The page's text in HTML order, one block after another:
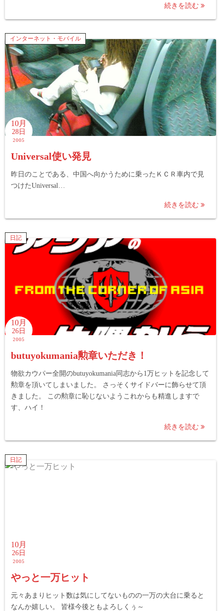
続きを読む
インターネット・モバイル
10月
28日
2005
Universal使い発見
昨日のことである、中国へ向かうために乗ったＫＣＲ車内で見
つけたUniversal…
続きを読む
日記
10月
26日
2005
butuyokumania勲章いただき！
物欲カウパー全開のbutuyokumania同志から1万ヒットを記念して
勲章を頂いてしまいました。 さっそくサイドバーに飾らせて頂
きました。 この勲章に恥じないようこれからも精進しますで
す、ハイ！
続きを読む
日記
10月
26日
2005
やっと一万ヒット
元々あまりヒット数は気にしてないものの一万の大台に乗ると
なんか嬉しい。 皆様今後ともよろしくぅ～